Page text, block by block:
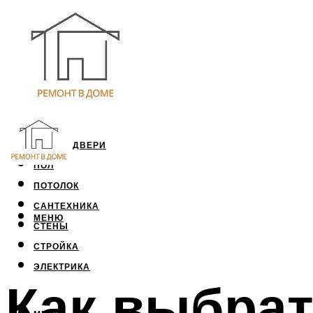
ОКНА И ДВЕРИ
ПОЛ
ПОТОЛОК
САНТЕХНИКА
СТЕНЫ
СТРОЙКА
ЭЛЕКТРИКА
МЕНЮ